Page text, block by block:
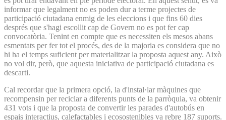
informar que legalment no es poden dur a terme projectes de
participació ciutadana enmig de les eleccions i que fins 60 dies
després que s'hagi escollit cap de Govern no es pot fer cap
convocatòria. Tenint en compte que es necessiten els mesos abans
esmentats per fer tot el procés, des de la majoria es considera que no
hi ha el temps suficient per materialitzar la proposta aquest any. Això
no vol dir, però, que aquesta iniciativa de participació ciutadana es
descarti.
Cal recordar que la primera opció, la d'instal·lar màquines que
recompensin per reciclar a diferents punts de la parròquia, va obtenir
431 vots i que la proposta de convertir les parades d'autobús en
espais interactius, calefactables i ecosostenibles va rebre 187 suports.